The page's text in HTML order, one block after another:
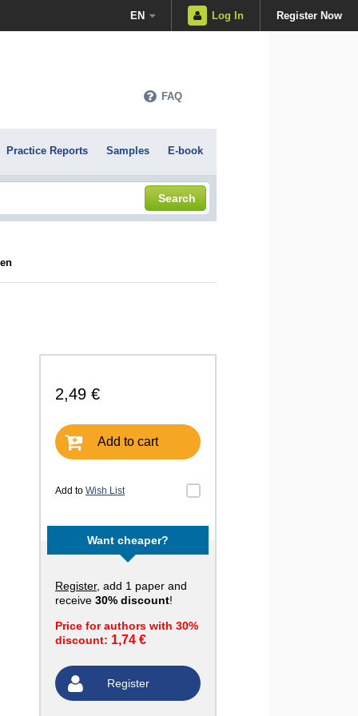
EN Log In Register Now
FAQ
Practice Reports Samples E-book
Search
2,49 €
Add to cart
Add to Wish List
Want cheaper?
Register, add 1 paper and
receive 30% discount!
Price for authors with 30%
discount: 1,74 €
Register